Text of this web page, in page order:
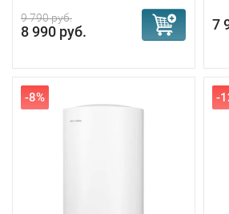
9 790 руб.
8 990 руб. 7
-8% -